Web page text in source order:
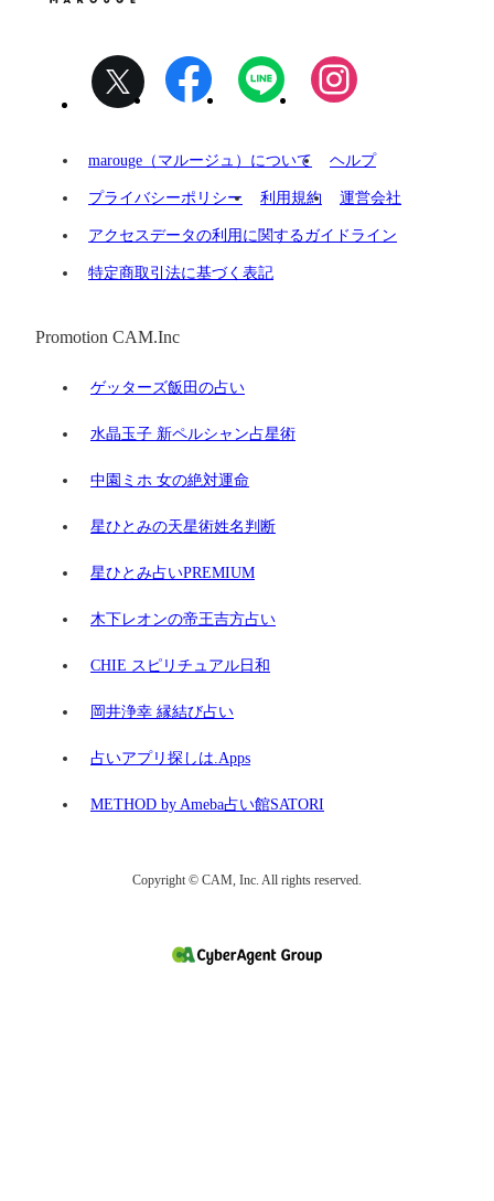
marouge（マルージュ）について ヘルプ
プライバシーポリシー 利用規約 運営会社
アクセスデータの利用に関するガイドライン
特定商取引法に基づく表記
Promotion CAM.Inc
ゲッターズ飯田の占い
水晶玉子 新ペルシャン占星術
中園ミホ 女の絶対運命
星ひとみの天星術姓名判断
星ひとみ占いPREMIUM
木下レオンの帝王吉方占い
CHIE スピリチュアル日和
岡井浄幸 縁結び占い
占いアプリ探しは.Apps
METHOD by Ameba占い館SATORI
Copyright © CAM, Inc. All rights reserved.